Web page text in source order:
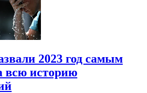
2023 год самым
всю историю